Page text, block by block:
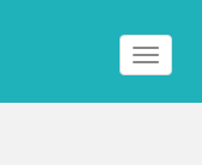
Toggle